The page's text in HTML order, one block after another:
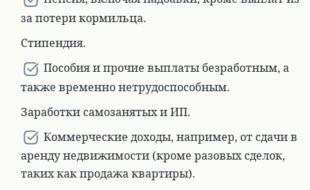
за потери кормильца.
Стипендия.
Пособия и прочие выплаты безработным, а
также временно нетрудоспособным.
Заработки самозанятых и ИП.
Коммерческие доходы, например, от сдачи в
аренду недвижимости (кроме разовых сделок,
таких как продажа квартиры).